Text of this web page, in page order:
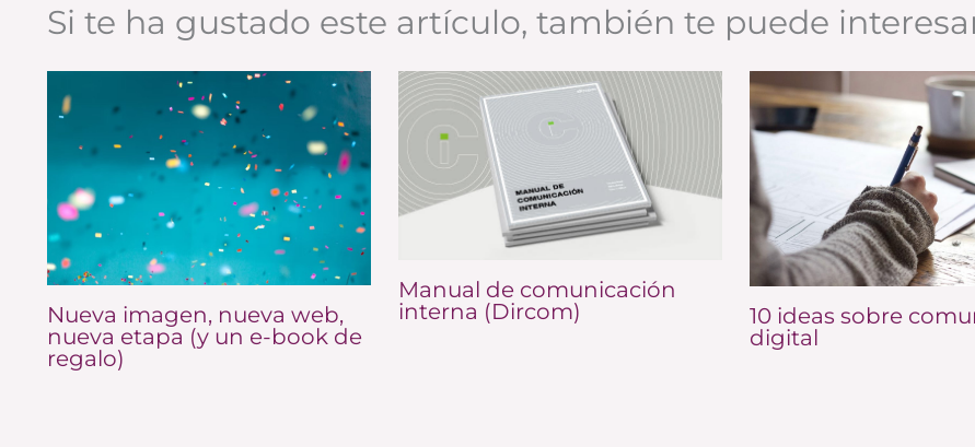
Si te ha gustado este artículo, también te puede
Nueva imagen, nueva web,
nueva etapa (y un e-book de
regalo)
Manual de comunicación
interna (Dircom)
10 ideas sobre
digital